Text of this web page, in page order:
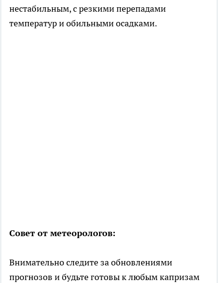
нестабильным, с резкими перепадами
температур и обильными осадками.
Совет от метеорологов:
Внимательно следите за обновлениями
прогнозов и будьте готовы к любым капризам